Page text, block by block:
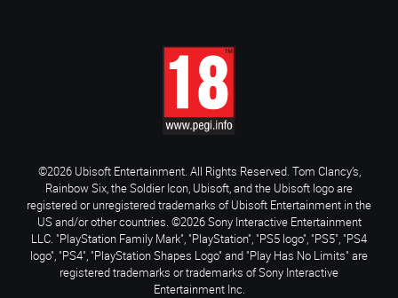
©2026 Ubisoft Entertainment. All Rights Reserved. Tom Clancy’s,
Rainbow Six, the Soldier Icon, Ubisoft, and the Ubisoft logo are
registered or unregistered trademarks of Ubisoft Entertainment in the
US and/or other countries. ©2026 Sony Interactive Entertainment
LLC. "PlayStation Family Mark", "PlayStation", "PS5 logo", "PS5", "PS4
logo", "PS4", "PlayStation Shapes Logo" and "Play Has No Limits" are
registered trademarks or trademarks of Sony Interactive
Entertainment Inc.